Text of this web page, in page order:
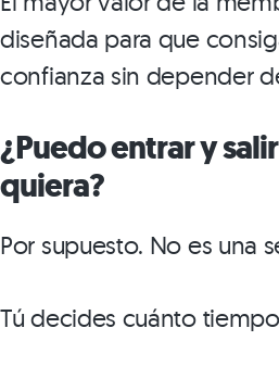
diseñada para que
confianza sin depender
¿Puedo entrar y
quiera?
Por supuesto. No es una
Tú decides cuánto